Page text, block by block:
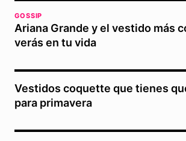
GOSSIP
Ariana Grande y el vestido más
verás en tu vida
Vestidos coquette que tienes
para primavera